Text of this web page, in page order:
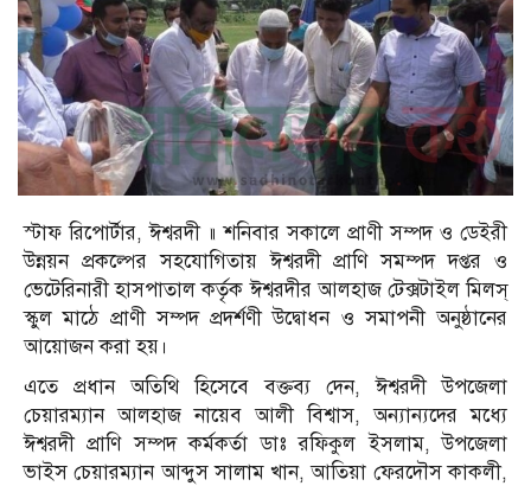
স্টাফ রিপোর্টার, ঈশ্বরদী ॥ শনিবার সকালে প্রাণী সম্পদ ও ডেইরী
উন্নয়ন প্রকল্পের সহযোগিতায় ঈশ্বরদী প্রাণি সমম্পদ দপ্তর ও
ভেটেরিনারী হাসপাতাল কর্তৃক ঈশ্বরদীর আলহাজ টেক্সটাইল মিলস্
স্কুল মাঠে প্রাণী সম্পদ প্রদর্শণী উদ্বোধন ও সমাপনী অনুষ্ঠানের
আয়োজন করা হয়।
এতে প্রধান অতিথি হিসেবে বক্তব্য দেন, ঈশ্বরদী উপজেলা
চেয়ারম্যান আলহাজ নায়েব আলী বিশ্বাস, অন্যান্যদের মধ্যে
ঈশ্বরদী প্রাণি সম্পদ কর্মকর্তা ডাঃ রফিকুল ইসলাম, উপজেলা
ভাইস চেয়ারম্যান আব্দুস সালাম খান, আতিয়া ফেরদৌস কাকলী,